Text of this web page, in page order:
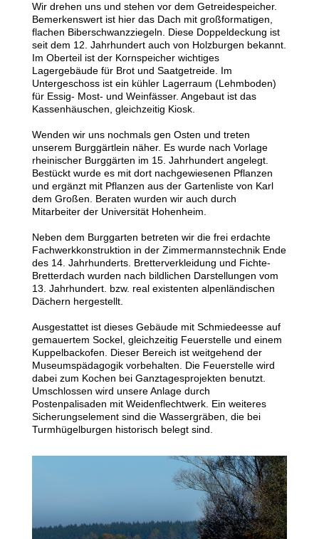
Wir drehen uns und stehen vor dem Getreidespeicher.
Bemerkenswert ist hier das Dach mit großformatigen,
flachen Biberschwanzziegeln. Diese Doppeldeckung ist
seit dem 12. Jahrhundert auch von Holzburgen bekannt.
Im Oberteil ist der Kornspeicher wichtiges
Lagergebäude für Brot und Saatgetreide. Im
Untergeschoss ist ein kühler Lagerraum (Lehmboden)
für Essig- Most- und Weinfässer. Angebaut ist das
Kassenhäuschen, gleichzeitig Kiosk.
Wenden wir uns nochmals gen Osten und treten
unserem Burggärtlein näher. Es wurde nach Vorlage
rheinischer Burggärten im 15. Jahrhundert angelegt.
Bestückt wurde es mit dort nachgewiesenen Pflanzen
und ergänzt mit Pflanzen aus der Gartenliste von Karl
dem Großen. Beraten wurden wir auch durch
Mitarbeiter der Universität Hohenheim.
Neben dem Burggarten betreten wir die frei erdachte
Fachwerkkonstruktion in der Zimmermannstechnik Ende
des 14. Jahrhunderts. Bretterverkleidung und Fichte-
Bretterdach wurden nach bildlichen Darstellungen vom
13. Jahrhundert. bzw. real existenten alpenländischen
Dächern hergestellt.
Ausgestattet ist dieses Gebäude mit Schmiedeesse auf
gemauertem Sockel, gleichzeitig Feuerstelle und einem
Kuppelbackofen. Dieser Bereich ist weitgehend der
Museumspädagogik vorbehalten. Die Feuerstelle wird
dabei zum Kochen bei Ganztagesprojekten benutzt.
Umschlossen wird unsere Anlage durch
Postenpalisaden mit Weidenflechtwerk. Ein weiteres
Sicherungselement sind die Wassergräben, die bei
Turmhügelburgen historisch belegt sind.